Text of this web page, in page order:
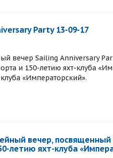
Party 13-09-17
вечер Sailing Anniversary
и 150-летию яхт-клуба
«Императорский».
вечер,
летию яхт-клуба